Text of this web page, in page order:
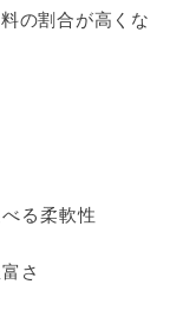
の割合が高くな
る柔軟性
さ